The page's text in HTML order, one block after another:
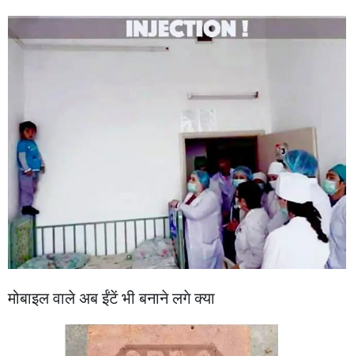
मोबाइल वाले अब ईंटें भी बनाने लगे क्या